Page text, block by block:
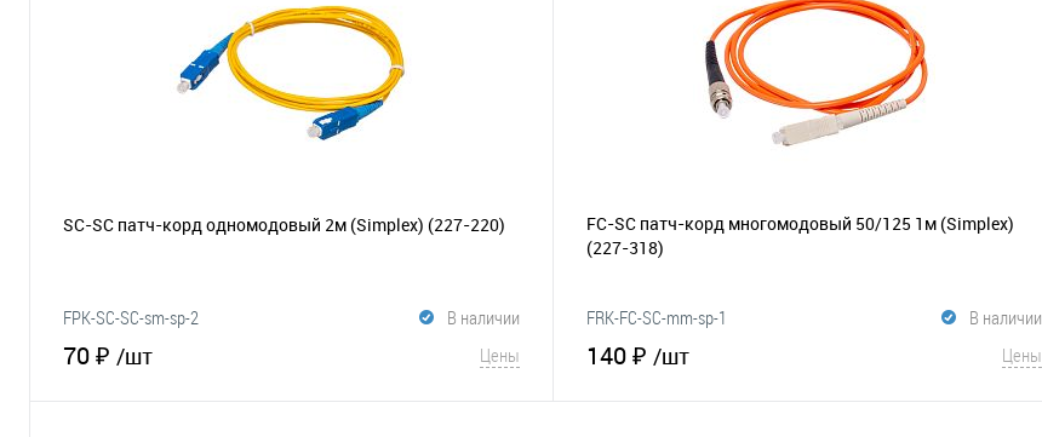
SC-SC патч-корд одномодовый 2м (Simplex) (227-220)
В наличии
FPK-SC-SC-sm-sp-2
70 ₽ /шт Цены
FC-SC патч-корд многомодовый 50/125 1м (Simplex)
(227-318)
В наличии
FRK-FC-SC-mm-sp-1
140 ₽ /шт Цены